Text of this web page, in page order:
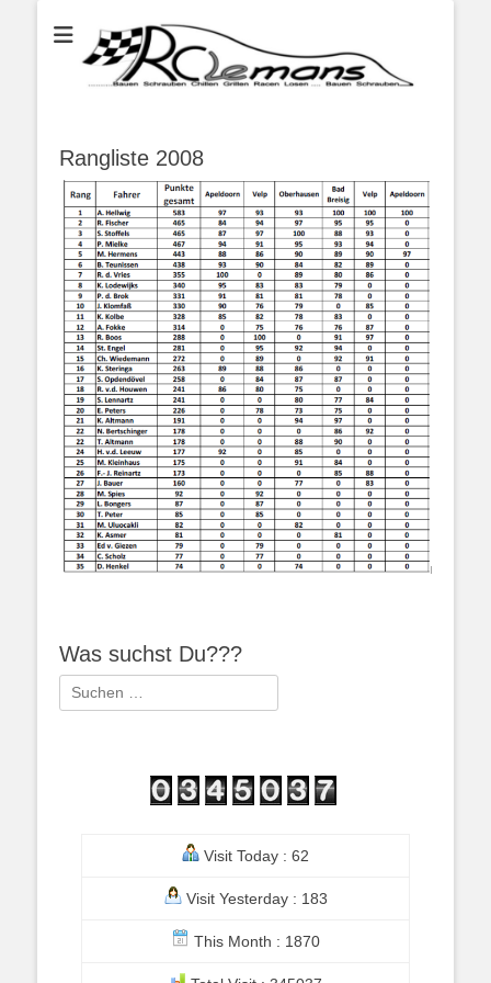
...bauen schauben chillen grillen racen losen bauen schrauben...
Rangliste 2008
Was suchst Du???
Suchen
nach:
Visit Today : 62
Visit Yesterday : 183
This Month : 1870